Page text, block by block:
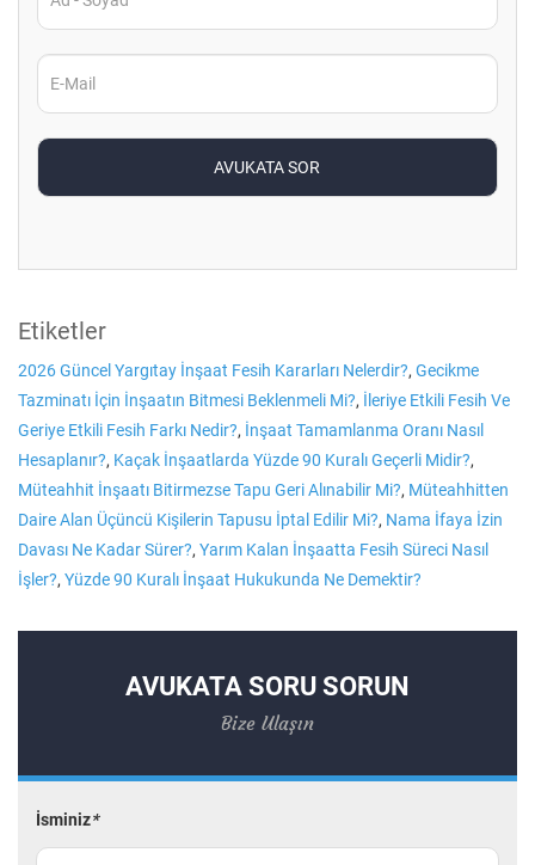
Etiketler
2026 Güncel Yargıtay İnşaat Fesih Kararları Nelerdir?, Gecikme
Tazminatı İçin İnşaatın Bitmesi Beklenmeli Mi?, İleriye Etkili Fesih Ve
Geriye Etkili Fesih Farkı Nedir?, İnşaat Tamamlanma Oranı Nasıl
Hesaplanır?, Kaçak İnşaatlarda Yüzde 90 Kuralı Geçerli Midir?,
Müteahhit İnşaatı Bitirmezse Tapu Geri Alınabilir Mi?, Müteahhitten
Daire Alan Üçüncü Kişilerin Tapusu İptal Edilir Mi?, Nama İfaya İzin
Davası Ne Kadar Sürer?, Yarım Kalan İnşaatta Fesih Süreci Nasıl
İşler?, Yüzde 90 Kuralı İnşaat Hukukunda Ne Demektir?
AVUKATA SORU SORUN
Bize Ulaşın
İsminiz*